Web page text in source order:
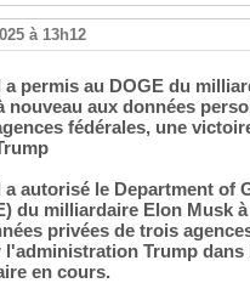
à 13h12
permis au DOGE du
nouveau aux données
fédérales, une
autorisé le Department of
du milliardaire Elon Musk
privées de trois
Trump dans
en cours.